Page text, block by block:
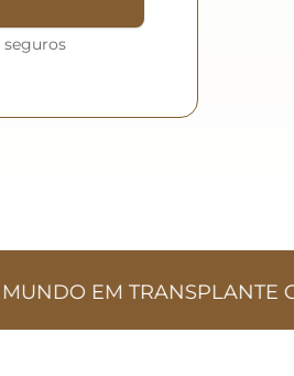
seguros
TRANSPLANTE CAPILAR